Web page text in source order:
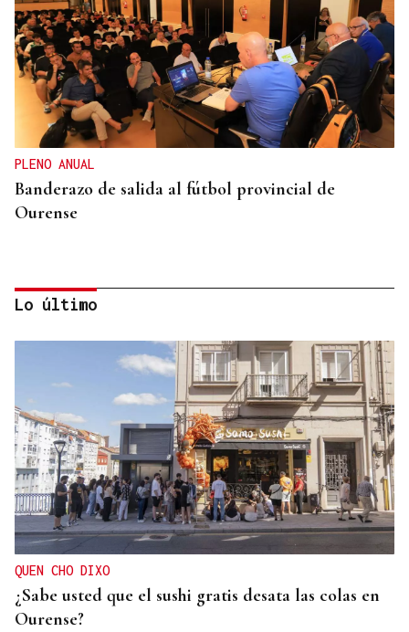
PLENO ANUAL
Banderazo de salida al fútbol provincial de
Ourense
CATEGORÍA SUB-10
Soares, del Club Xadrez Ourense, plata en el
Nacional de rápidas
Lo último
QUEN CHO DIXO
¿Sabe usted que el sushi gratis desata las colas en
Ourense?